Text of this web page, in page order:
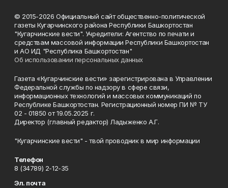
© 2015-2026 Официальный сайт общественно-политической
газеты Кугарчинского района Республики Башкортостан
"Кугарчинские вести". Учредители: Агентство по печати и
средствам массовой информации Республики Башкортостан
и АО ИД "Республика Башкортостан"
Об использовании персональных данных
Газета «Кугарчинские вести» зарегистрирована в Управлении
Федеральной службы по надзору в сфере связи,
информационных технологий и массовых коммуникаций по
Республике Башкортостан. Регистрационный номер ПИ № ТУ
02 - 01850 от 19.05.2025 г.
Директор (главный редактор) Ладыженко А.Г.
"Кугарчинские вести" - твой проводник в мир информации
Телефон
8 (34789) 2-12-35
Эл. почта